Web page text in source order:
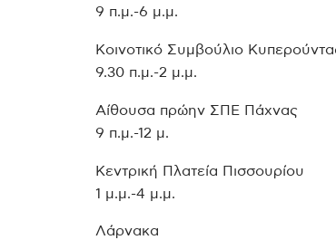
9 π.μ.-6 μ.μ.
Κοινοτικό Συμβούλιο
9.30 π.μ.-2 μ.μ.
Αίθουσα πρώην ΣΠΕ Πάχνας
9 π.μ.-12 μ.
Κεντρική Πλατεία Πισσουρίου
1 μ.μ.-4 μ.μ.
Λάρνακα